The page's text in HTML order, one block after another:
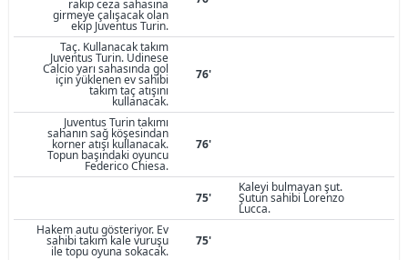
rakip ceza sahasına
girmeye çalışacak olan
ekip Juventus Turin.
Taç. Kullanacak takım
Juventus Turin. Udinese
Calcio yarı sahasında gol
için yüklenen ev sahibi
takım taç atışını
kullanacak.
76'
Juventus Turin takımı
sahanın sağ köşesindan
korner atışı kullanacak.
Topun başındaki oyuncu
Federico Chiesa.
76'
75'
Kaleyi bulmayan şut.
Şutun sahibi Lorenzo
Lucca.
Hakem autu gösteriyor. Ev
sahibi takım kale vuruşu
ile topu oyuna sokacak.
75'